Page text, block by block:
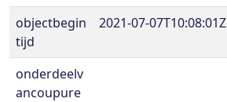
objectbegin
tijd
2021-07-07T10:08:01Z
onderdeelv
ancoupure